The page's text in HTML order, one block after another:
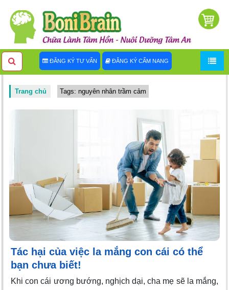
ĐĂNG KÝ TƯ VẤN ĐĂNG KÝ CẨM NANG
Trang chủ Tags: nguyên nhân trầm cảm
Tác hại của việc la mắng con cái có thể
bạn chưa biết!
Khi con cái ương bướng, nghịch dại, cha mẹ sẽ la mắng,